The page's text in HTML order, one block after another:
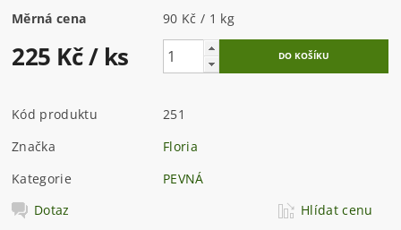
Měrná cena 90 Kč / 1 kg
225 Kč/ ks
Kód produktu
251
Značka
Floria
Kategorie
PEVNÁ
Dotaz
Hlídat cenu